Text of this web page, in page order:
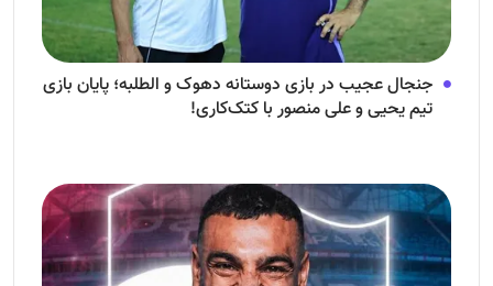
جنجال عجیب در بازی دوستانه دهوک و الطلبه؛ پایان بازی
تیم یحیی و علی منصور با کتک‌کاری!